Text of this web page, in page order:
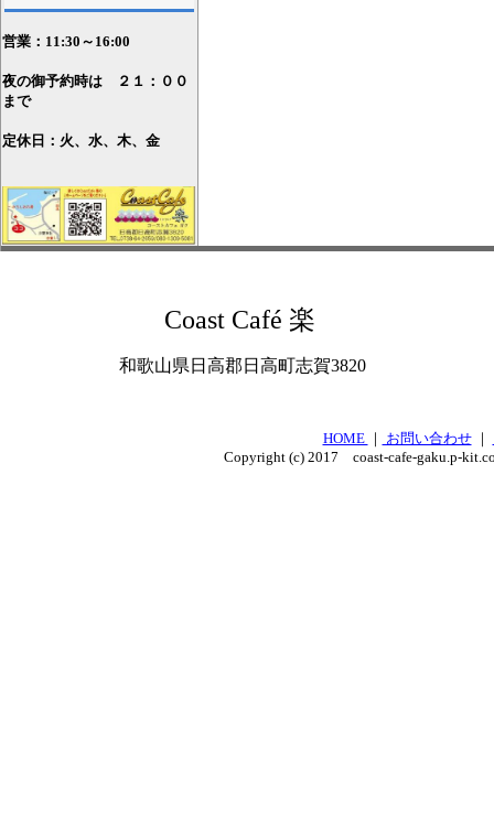
営業：11:30～16:00
夜の御予約時は ２１：００
まで
定休日：火、水、木、金
Coast Café 楽
和歌山県日高郡日高町志賀3820
HOME ｜ お問い合わせ｜
Copyright (c) 2017 coast-cafe-gaku.p-